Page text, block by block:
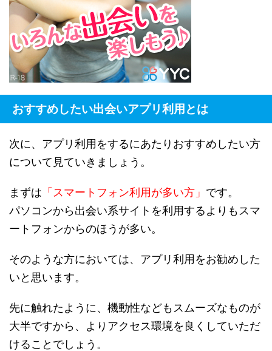
おすすめしたい出会いアプリ利用とは
次に、アプリ利用をするにあたりおすすめしたい方
について見ていきましょう。
まずは 「スマートフォン利用が多い方」 です。
パソコンから出会い系サイトを利用するよりもスマ
ートフォンからのほうが多い。
そのような方においては、アプリ利用をお勧めした
いと思います。
先に触れたように、機動性などもスムーズなものが
大半ですから、よりアクセス環境を良くしていただ
けることでしょう。